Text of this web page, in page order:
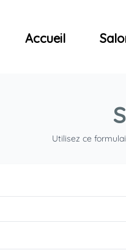
et Concerts
Accueil
Utilisez ce